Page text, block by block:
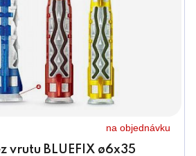
na objednávku
vrutu BLUEFIX ø6x35